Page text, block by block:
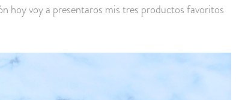
hoy voy a presentaros mis tres productos favoritos